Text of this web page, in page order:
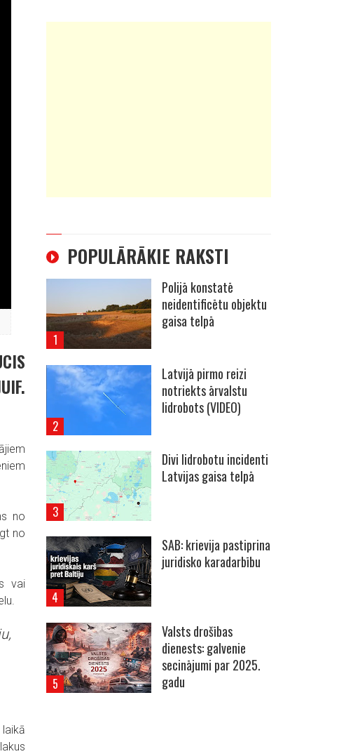
no
no
vai
POPULĀRĀKIE RAKSTI
Polijā konstatē
neidentificētu objektu
gaisa telpā
Latvijā pirmo reizi
notriekts ārvalstu
lidrobots (VIDEO)
Divi lidrobotu incidenti
Latvijas gaisa telpā
SAB: krievija pastiprina
juridisko karadarbību
Valsts drošības
dienests: galvenie
secinājumi par 2025.
gadu